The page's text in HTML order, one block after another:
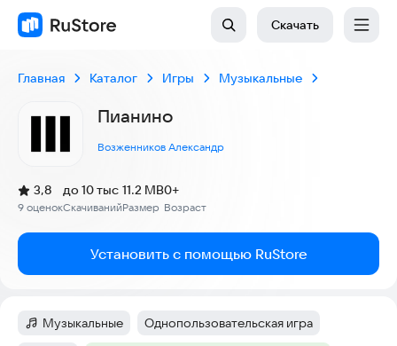
Скачать
Главная Каталог Игры Музыкальные
Пианино
Возженников Александр
Рейтинг:
3,8
(
9 оценок
)
Скачиваний
до 10 тыс
Размер
11.2 MB
Возраст
0+
Установить с помощью RuStore
Категория:
Музыкальные Тег:
Однопользовательская игра